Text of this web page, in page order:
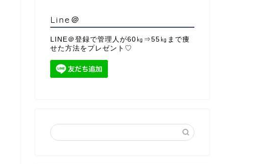
Line＠
LINE＠登録で管理人が60㎏⇒55㎏まで痩
せた方法をプレゼント♡